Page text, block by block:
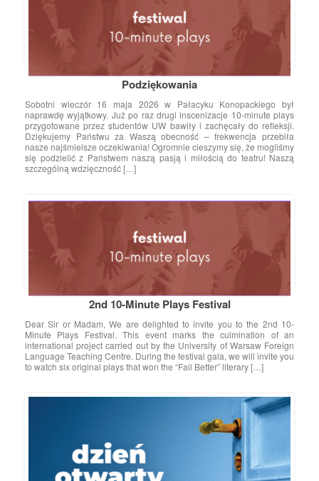
Podziękowania
Sobotni wieczór 16 maja 2026 w Pałacyku Konopackiego był
naprawdę wyjątkowy. Już po raz drugi inscenizacje 10-minute plays
przygotowane przez studentów UW bawiły i zachęcały do refleksji.
Dziękujemy Państwu za Waszą obecność – frekwencja przebiła
nasze najśmielsze oczekiwania! Ogromnie cieszymy się, że mogliśmy
się podzielić z Państwem naszą pasją i miłością do teatru! Naszą
szczególną wdzięczność […]
2nd 10-Minute Plays Festival
Dear Sir or Madam, We are delighted to invite you to the 2nd 10-
Minute Plays Festival. This event marks the culmination of an
international project carried out by the University of Warsaw Foreign
Language Teaching Centre. During the festival gala, we will invite you
to watch six original plays that won the “Fail Better” literary […]